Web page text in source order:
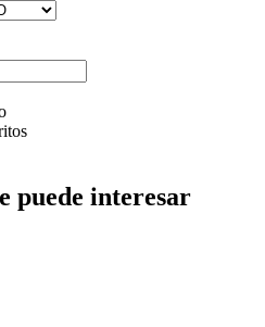
puede interesar